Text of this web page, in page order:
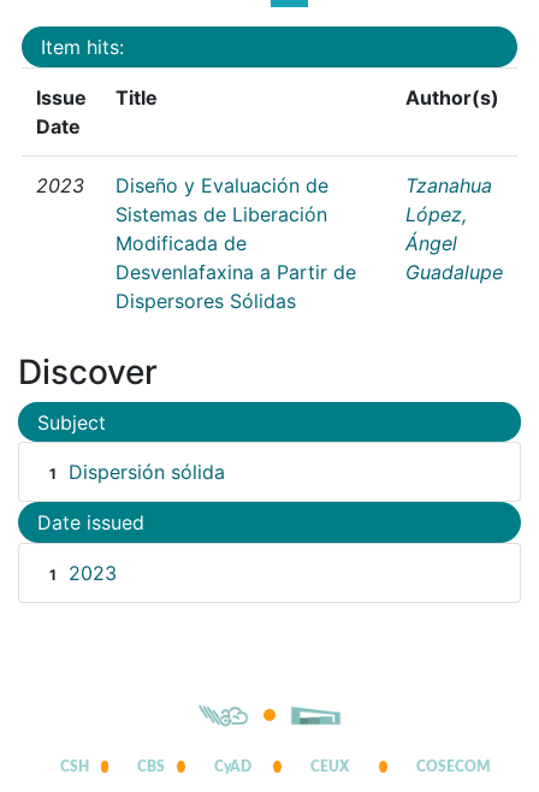
Item hits:
Issue
Date
Title Author(s)
2023
Diseño y Evaluación de
Sistemas de Liberación
Modificada de
Desvenlafaxina a Partir de
Dispersores Sólidas
Tzanahua
López,
Ángel
Guadalupe
Discover
Subject
1 Dispersión sólida
Date issued
1 2023
CSH CBS CyAD CEUX COSECOM